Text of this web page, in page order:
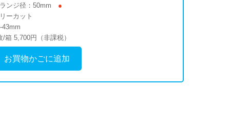
ンジ径：50mm ●
ーカット
43mm
/箱 5,700円（非課税）
お買物かごに追加